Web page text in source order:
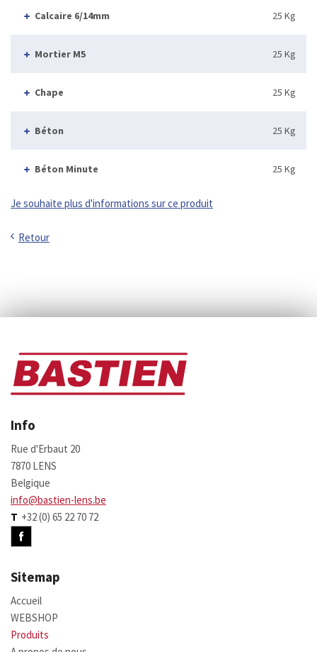
Calcaire 6/14mm 25 Kg
Mortier M5 25 Kg
Chape 25 Kg
Béton 25 Kg
Béton Minute 25 Kg
Je souhaite plus d'informations sur ce produit
Retour
Info
Rue d'Erbaut 20
7870 LENS
Belgique
info@bastien-lens.be
T +32 (0) 65 22 70 72
Sitemap
Accueil
WEBSHOP
Produits